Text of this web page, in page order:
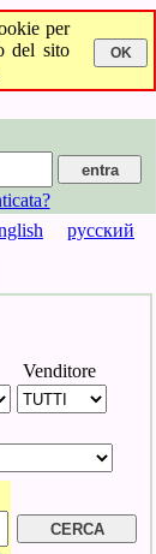
per
del sito
русский
Venditore